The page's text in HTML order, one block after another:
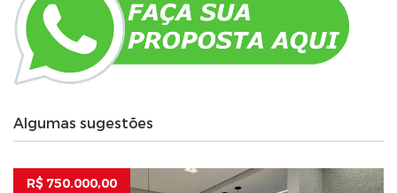
Algumas sugestões
R$ 750.000,00